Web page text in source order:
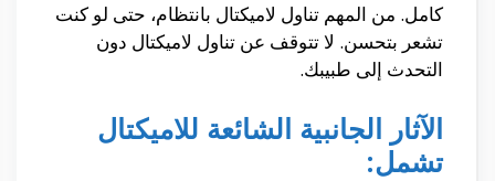
كامل. من المهم تناول لاميكتال بانتظام، حتى لو كنت
تشعر بتحسن. لا تتوقف عن تناول لاميكتال دون
التحدث إلى طبيبك.
الآثار الجانبية الشائعة للاميكتال
تشمل: